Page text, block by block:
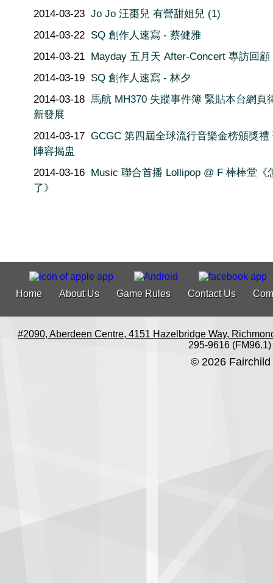
2014-03-23 Jo Jo 汪棗兒 有營甜姐兒 (1)
2014-03-22 SQ 創作人速寫 - 蔡健雅
2014-03-21 Mayday 五月天 After-Concert 專訪回顧
2014-03-19 SQ 創作人速寫 - 林夕
2014-03-18 馬航 MH370 失蹤事件簿 緊貼本台網頁
新發展
2014-03-17 GCGC 第四屆全球流行音樂金榜頒獎禮
陣容揭盅
2014-03-16 Music 聯合首播 Lollipop @ F 棒棒堂《
了》
Home About Us Game Rules Contact Us
#2090, Aberdeen Centre, 4151 Hazelbridge Way,
295-9616 (FM96.1)
© 2026 Fairchild